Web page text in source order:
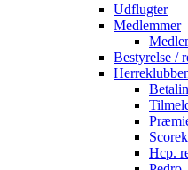
Udflugter
Medlemmer
Bestyrelse /
Hcp.